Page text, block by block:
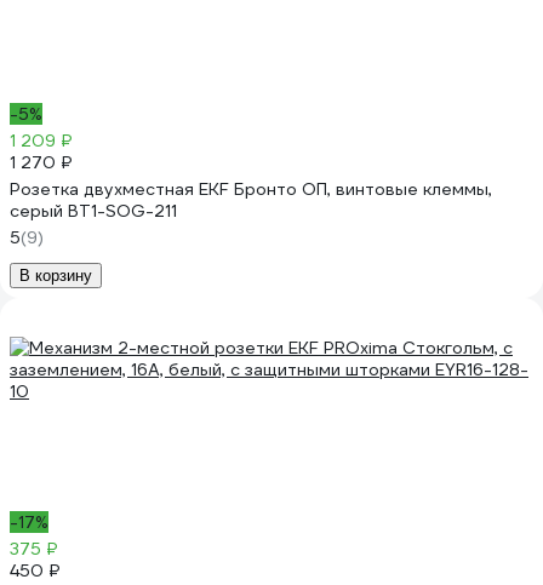
-5%
1 209 ₽
1 270 ₽
Розетка двухместная EKF Бронто ОП, винтовые клеммы,
серый BT1-SOG-211
5(9)
В корзину
-17%
375 ₽
450 ₽